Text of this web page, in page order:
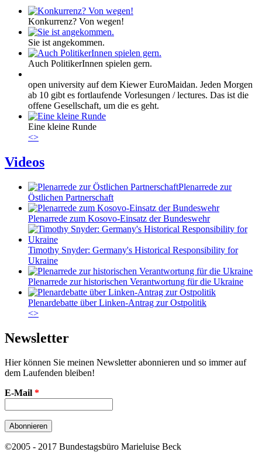
Konkurrenz? Von wegen!
Sie ist angekommen.
Auch PolitikerInnen spielen gern.
open university auf dem Kiewer EuroMaidan. Jeden Morgen
ab 10 gibt es fortlaufende Vorlesungen / lectures. Das ist die
offene Gesellschaft, um die es geht.
Eine kleine Runde
<>
Videos
Plenarrede zur
Östlichen Partnerschaft
Plenarrede zum Kosovo-Einsatz der Bundeswehr
Timothy Snyder: Germany's Historical Responsibility for
Ukraine
Plenarrede zur historischen Verantwortung für die Ukraine
Plenardebatte über Linken-Antrag zur Ostpolitik
<>
Newsletter
Hier können Sie meinen Newsletter abonnieren und so immer auf
dem Laufenden bleiben!
E-Mail *
©2005 - 2017 Bundestagsbüro Marieluise Beck